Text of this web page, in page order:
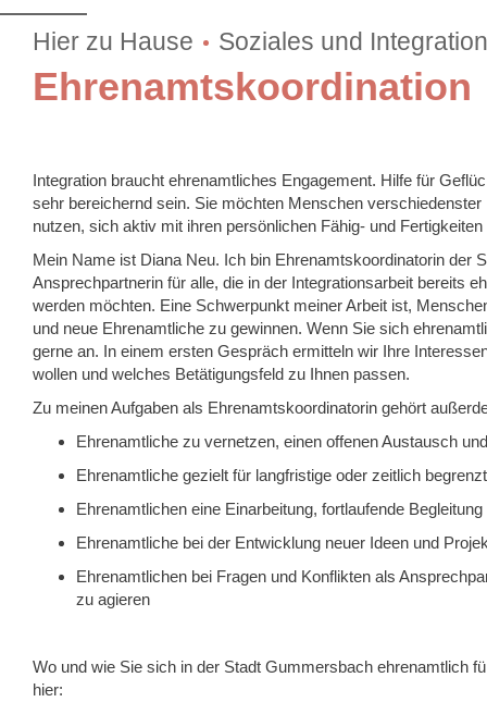
Hier zu Hause Soziales und Integration
Ehrenamtskoordination
Integration braucht ehrenamtliches Engagement. Hilfe für
sehr bereichernd sein. Sie möchten Menschen
nutzen, sich aktiv mit ihren persönlichen Fähig- und
Mein Name ist Diana Neu. Ich bin Ehrenamtskoordinatorin der
Ansprechpartnerin für alle, die in der Integrationsarbeit bereits
werden möchten. Eine Schwerpunkt meiner Arbeit ist,
und neue Ehrenamtliche zu gewinnen. Wenn Sie sich
gerne an. In einem ersten Gespräch ermitteln wir Ihre
wollen und welches Betätigungsfeld zu Ihnen passen.
Zu meinen Aufgaben als Ehrenamtskoordinatorin gehört
Ehrenamtliche zu vernetzen, einen offenen Austausch
Ehrenamtliche gezielt für langfristige oder zeitlich
Ehrenamtlichen eine Einarbeitung, fortlaufende
Ehrenamtliche bei der Entwicklung neuer Ideen und
Ehrenamtlichen bei Fragen und Konflikten als
zu agieren
Wo und wie Sie sich in der Stadt Gummersbach ehrenamtlich
hier: